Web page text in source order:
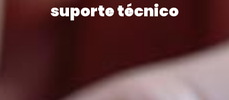
suporte técnico